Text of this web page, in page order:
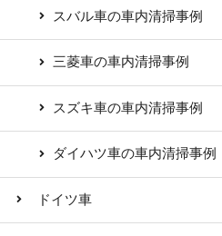
スバル車の車内清掃事例
三菱車の車内清掃事例
スズキ車の車内清掃事例
ダイハツ車の車内清掃事例
ドイツ車